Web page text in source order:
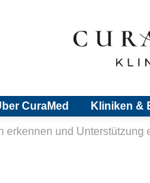
CuraMed Kliniken &
erkennen und Unterstützung